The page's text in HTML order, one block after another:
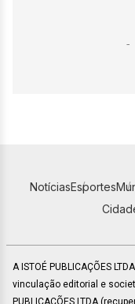
NotíciasEsportes
A ISTOÉ PUBLICAÇÕES
vinculação editorial e
PUBLICACÕES LTDA